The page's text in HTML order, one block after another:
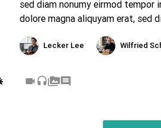
Lecker Lee Wilfried
sed diam nonumy eirmod tempor
dolore magna aliquyam erat, sed
videocam headsetperm_mediacomment